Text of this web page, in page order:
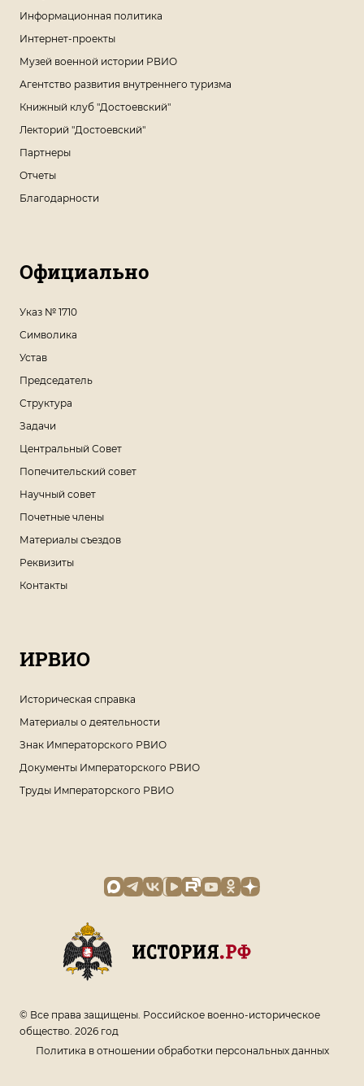
Информационная политика
Интернет-проекты
Музей военной истории РВИО
Агентство развития внутреннего туризма
Книжный клуб "Достоевский"
Лекторий "Достоевский"
Партнеры
Отчеты
Благодарности
Официально
Указ № 1710
Символика
Устав
Председатель
Структура
Задачи
Центральный Совет
Попечительский совет
Научный совет
Почетные члены
Материалы съездов
Реквизиты
Контакты
ИРВИО
Историческая справка
Материалы о деятельности
Знак Императорского РВИО
Документы Императорского РВИО
Труды Императорского РВИО
© Все права защищены. Российское военно-историческое
общество. 2026 год
Политика в отношении обработки персональных данных